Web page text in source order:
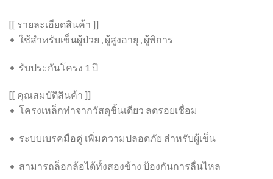
[[ รายละเอียดสินค้า ]]
• ใช้สำหรับเข็นผู้ป่วย , ผู้สูงอายุ , ผู้พิการ
• รับประกันโครง 1 ปี
[[ คุณสมบัติสินค้า ]]
• โครงเหล็กทำจากวัสดุชิ้นเดียว ลดรอยเชื่อม
• ระบบเบรคมือคู่ เพิ่มความปลอดภัย สำหรับผู้เข็น
• สามารถล็อกล้อได้ทั้งสองข้าง ป้องกันการลื่นไหล